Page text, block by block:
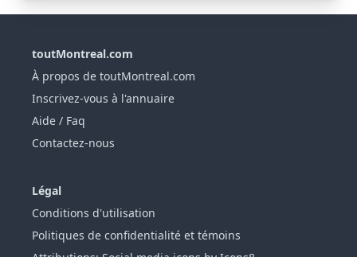
toutMontreal.com
À propos de toutMontreal.com
Inscrivez-vous à l'annuaire
Aide / Faq
Contactez-nous
Légal
Conditions d'utilisation
Politiques de confidentialité et témoins